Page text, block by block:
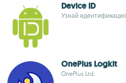
Device ID
Узнай
OnePlus Logkit
OnePlus Ltd.